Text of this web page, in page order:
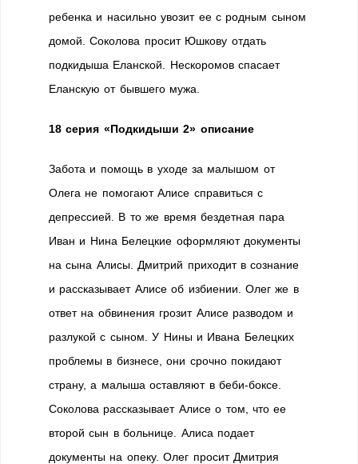
ребенка и насильно увозит ее с родным сыном
домой. Соколова просит Юшкову отдать
подкидыша Еланской. Нескоромов спасает
Еланскую от бывшего мужа.
18 серия «Подкидыши 2» описание
Забота и помощь в уходе за малышом от
Олега не помогают Алисе справиться с
депрессией. В то же время бездетная пара
Иван и Нина Белецкие оформляют документы
на сына Алисы. Дмитрий приходит в сознание
и рассказывает Алисе об избиении. Олег же в
ответ на обвинения грозит Алисе разводом и
разлукой с сыном. У Нины и Ивана Белецких
проблемы в бизнесе, они срочно покидают
страну, а малыша оставляют в беби-боксе.
Соколова рассказывает Алисе о том, что ее
второй сын в больнице. Алиса подает
документы на опеку. Олег просит Дмитрия